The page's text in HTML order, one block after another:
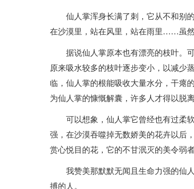
仙人掌浑身长满了刺，它从不和别
在沙漠里，站在风里，站在雨里……虽然
据说仙人掌原本也有漂亮的枝叶。
原来吸水较多的枝叶逐步变小，以减少
临，仙人掌的根能吸收大量水分，干瘪
为仙人掌的慷慨解囊，许多人才得以脱离
可以想象，仙人掌它曾经也有过柔
强，在沙漠吞噬掉无数娇美的花卉以后
赏心悦目的花，它的不甘泯灭的美令弱
我赞美那默默无闻且生命力强的仙
搏的人。